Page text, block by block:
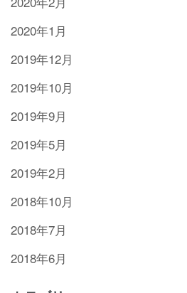
2020年1月
2019年12月
2019年10月
2019年9月
2019年5月
2019年2月
2018年10月
2018年7月
2018年6月